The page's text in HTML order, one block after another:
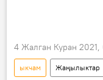
4 Жалган Куран 2021,
ыкчам Жаңылыктар